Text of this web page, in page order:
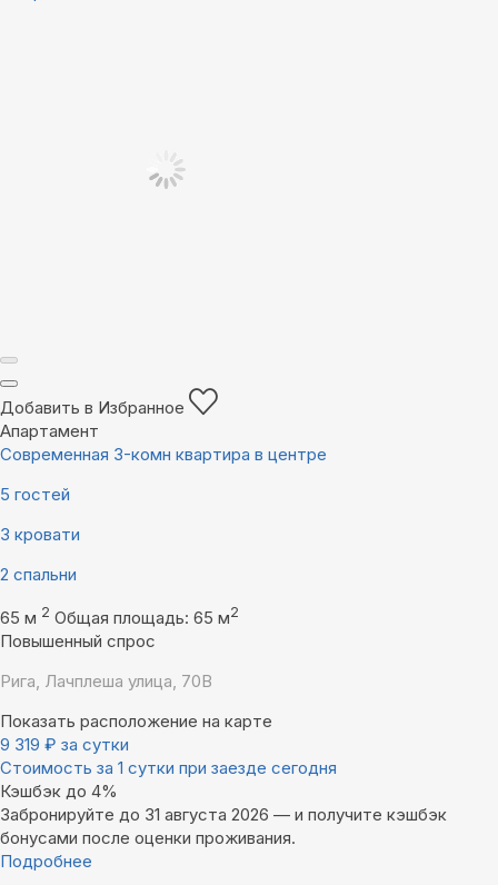
Добавить в Избранное
Апартамент
Современная 3-комн квартира в центре
5 гостей
3 кровати
2 спальни
65 м 2 Общая площадь: 65 м2
Повышенный спрос
Рига, Лачплеша улица, 70В
Показать расположение на карте
9 319 ₽ за сутки
Стоимость за 1 сутки при заезде сегодня
Кэшбэк до 4%
Забронируйте до 31 августа 2026 — и получите кэшбэк
бонусами после оценки проживания.
Подробнее